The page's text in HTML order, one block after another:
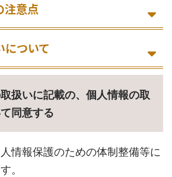
注意点
について
扱いに記載の、個人情報の取
同意する
情報保護のための体制整備等に
。